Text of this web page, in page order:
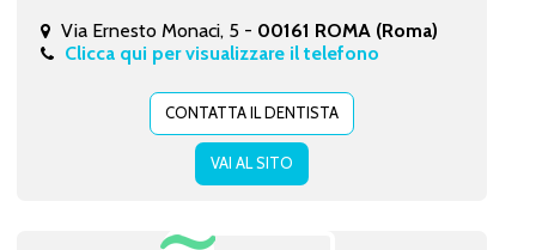
Via Ernesto Monaci, 5 - 00161 ROMA (Roma)
Clicca qui per visualizzare il telefono
CONTATTA IL DENTISTA
VAI AL SITO